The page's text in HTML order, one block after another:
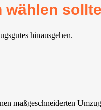
wählen
hinausgehen.
maßgeschneiderten